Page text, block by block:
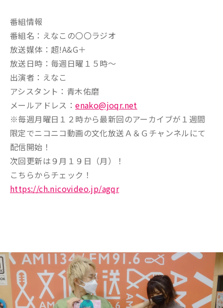
番組情報
番組名：えなこの〇〇ラジオ
放送媒体：超!A&G＋
放送日時：毎週日曜１５時～
出演者：えなこ
アシスタント：青木佑磨
メールアドレス：enako@joqr.net
※毎週月曜日１２時から最新回のアーカイブが１週間
限定でニコニコ動画の文化放送Ａ＆Ｇチャンネルにて
配信開始！
次回更新は９月１９日（月）！
こちらからチェック！
https://ch.nicovideo.jp/agqr